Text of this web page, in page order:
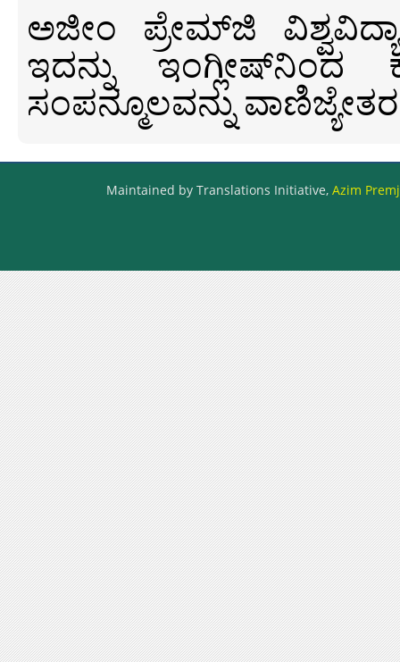
ಅಜೀಂ ಪ್ರೇಮ್‍ಜಿ
ಇದನ್ನು ಇಂಗ್ಲೀಷ್‍ನಿಂದ
ಸಂಪನ್ಮೂಲವನ್ನು
Maintained by Translations Initiative, Azim